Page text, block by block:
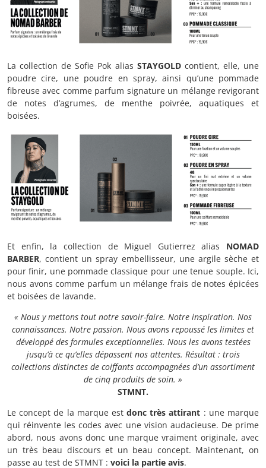
La collection de Sofie Pok alias STAYGOLDcontient, elle, une
poudre cire, une poudre en spray, ainsi qu’une pommade
fibreuse avec comme parfum signature un mélange revigorant
de notes d’agrumes, de menthe poivrée, aquatiques et
boisées.
Et enfin, la collection de Miguel Gutierrez alias NOMAD
BARBER, contient un spray embellisseur, une argile sèche et
pour finir, une pommade classique pour une tenue souple. Ici,
nous avons comme parfum un mélange frais de notes épicées
et boisées de lavande.
« Nous y mettons tout notre savoir-faire. Notre inspiration. Nos
connaissances. Notre passion. Nous avons repoussé les limites et
développé des formules exceptionnelles. Nous les avons testées
jusqu’à ce qu’elles dépassent nos attentes. Résultat : trois
collections distinctes de coiffants accompagnées d’un assortiment
de cinq produits de soin. »
STMNT.
Le concept de la marque estdonc très attirant : une marque
qui réinvente les codes avec une vision audacieuse. De prime
abord, nous avons donc une marque vraiment originale, avec
un très beau discours et un beau concept. Maintenant, on
passe au test de STMNT : voici la partie avis.